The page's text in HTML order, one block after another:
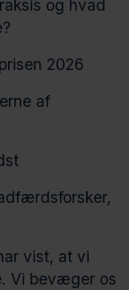
og hvad
2026
af
vist, at vi
Vi bevæger os